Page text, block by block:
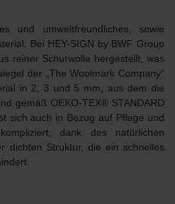
und umweltfreundliches, sowie
Bei HEY-SIGN by BWF Group
reiner Schurwolle hergestellt, was
der „The Woolmark Company“
in 2, 3 und 5 mm, aus dem die
gemäß OEKO-TEX® STANDARD
sich auch in Bezug auf Pflege und
dank des natürlichen
dichten Struktur, die ein schnelles